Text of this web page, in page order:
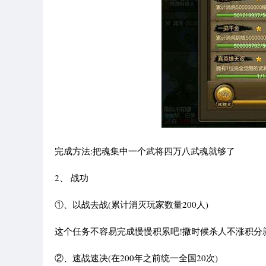
完成方法:把魂集中一个武将四万八武魂就够了
2、 战功
①、以战去战(累计消灭玩家数量200人)
这个任务不容易完成慢慢积累吧!撒时候杀人不涨积分
②、速战速决(在200年之前统一全国20次)